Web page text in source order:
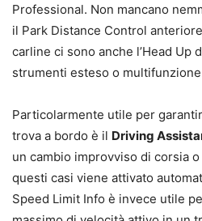
Professional. Non mancano
il Park Distance Control
carline ci sono anche l’Head Up
strumenti esteso o
Particolarmente utile per
trova a bordo è il Driving
un cambio improvviso di corsia
questi casi viene attivato
Speed Limit Info è invece utile